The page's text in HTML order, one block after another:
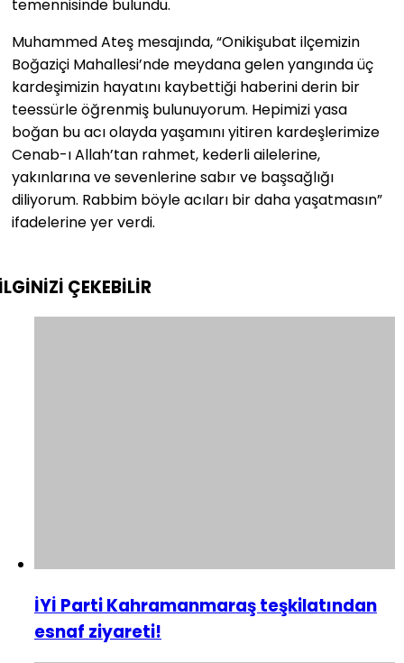
temennisinde bulundu.
Muhammed Ateş mesajında, “Onikişubat ilçemizin
Boğaziçi Mahallesi’nde meydana gelen yangında üç
kardeşimizin hayatını kaybettiği haberini derin bir
teessürle öğrenmiş bulunuyorum. Hepimizi yasa
boğan bu acı olayda yaşamını yitiren kardeşlerimize
Cenab-ı Allah’tan rahmet, kederli ailelerine,
yakınlarına ve sevenlerine sabır ve başsağlığı
diliyorum. Rabbim böyle acıları bir daha yaşatmasın”
ifadelerine yer verdi.
ÇEKEBİLİR
İYİ Parti Kahramanmaraş teşkilatından
esnaf ziyareti!